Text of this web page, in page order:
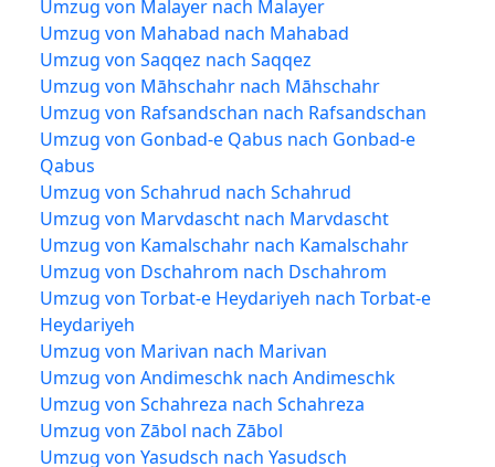
Umzug von Malayer nach Malayer
Umzug von Mahabad nach Mahabad
Umzug von Saqqez nach Saqqez
Umzug von Māhschahr nach Māhschahr
Umzug von Rafsandschan nach Rafsandschan
Umzug von Gonbad-e Qabus nach Gonbad-e
Qabus
Umzug von Schahrud nach Schahrud
Umzug von Marvdascht nach Marvdascht
Umzug von Kamalschahr nach Kamalschahr
Umzug von Dschahrom nach Dschahrom
Umzug von Torbat-e Heydariyeh nach Torbat-e
Heydariyeh
Umzug von Marivan nach Marivan
Umzug von Andimeschk nach Andimeschk
Umzug von Schahreza nach Schahreza
Umzug von Zābol nach Zābol
Umzug von Yasudsch nach Yasudsch